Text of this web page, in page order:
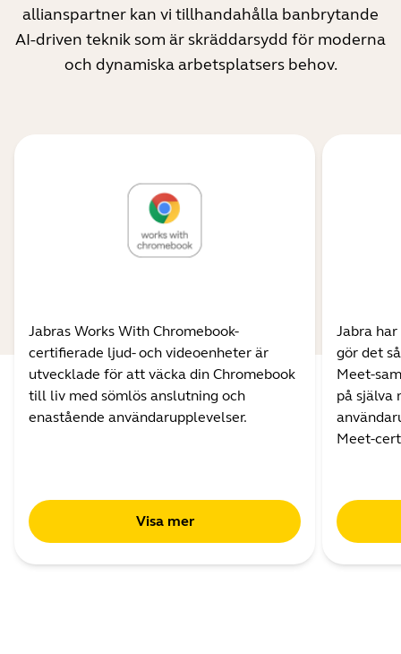
allianspartner kan vi tillhandahålla banbrytande
AI-driven teknik som är skräddarsydd för moderna
och dynamiska arbetsplatsers behov.
Jabras Works With Chromebook-
certifierade ljud- och videoenheter är
utvecklade för att väcka din Chromebook
till liv med sömlös anslutning och
enastående användarupplevelser.
Visa mer
Jabra
gör det
Meet-
på själva
Meet-